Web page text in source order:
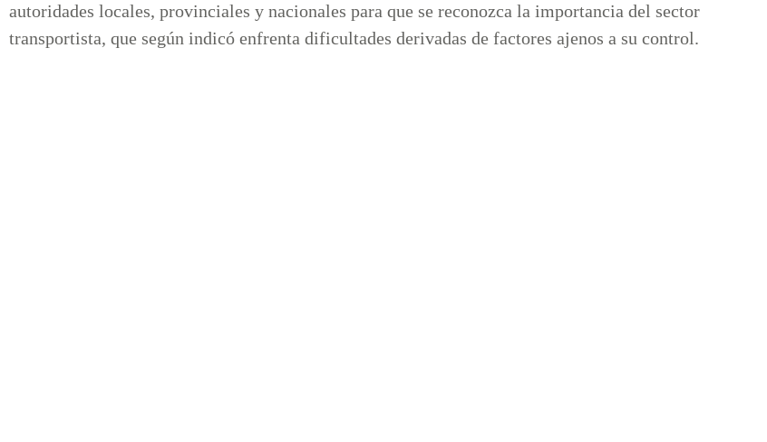
autoridades locales, provinciales y nacionales para que se reconozca la importancia del sector
transportista, que según indicó enfrenta dificultades derivadas de factores ajenos a su control.